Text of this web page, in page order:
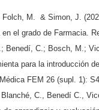
Folch, M. & Simon, J.
en el grado de Farmacia.
Benedí, C.; Bosch, M.;
para la introducción
FEM 26 (supl. 1):
C., Benedí C.,